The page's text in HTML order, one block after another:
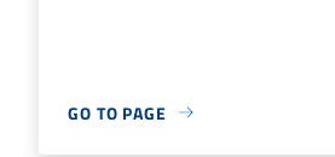
GO TO PAGE